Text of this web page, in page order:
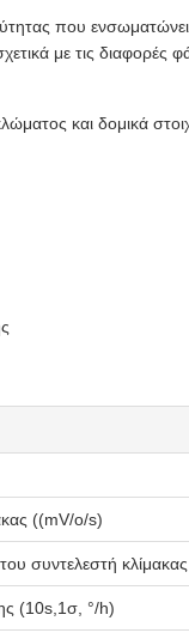
που ενσωματώνει
με τις
και δομικά
((mV/o/s)
συντελεστή
(10s,1σ, °/h)